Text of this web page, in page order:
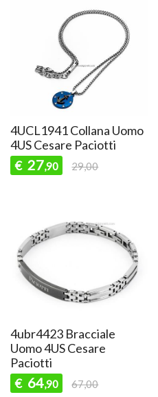
4UCL1941 Collana Uomo
4US Cesare Paciotti
€ 27,90 29,00
4ubr4423 Bracciale
Uomo 4US Cesare
Paciotti
€ 64,90 67,00